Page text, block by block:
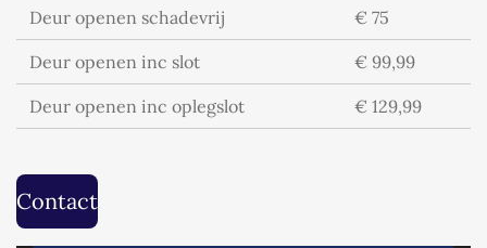
Deur openen schadevrij
€ 75
Deur openen inc slot € 99,99
Deur openen inc oplegslot € 129,99
Contact